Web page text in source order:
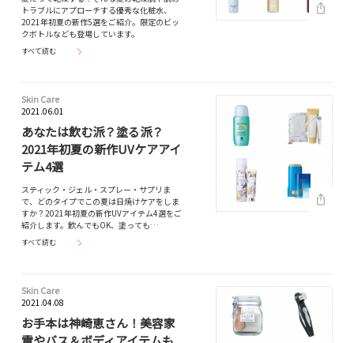
トラブルにアプローチする優秀な化粧水、
2021年初夏の新作5選をご紹介。限定のビッ
クボトルなども登場しています。
すべて読む
Skin Care
2021.06.01
あなたは飲む派？塗る派？
2021年初夏の新作UVケアアイ
テム4選
スティック・ジェル・スプレー・サプリま
で、どのタイプでこの夏は日焼けケアをしま
すか？2021年初夏の新作UVアイテム4選をご
紹介します。飲んでもOK、塗っても…
すべて読む
Skin Care
2021.04.08
お手本は神崎恵さん！美容家